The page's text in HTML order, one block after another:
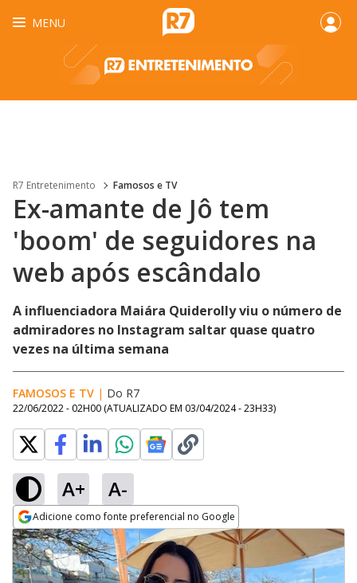
MENU
R7 Entretenimento Famosos e TV
Ex-amante de Jô tem
'boom' de seguidores na
web após escândalo
A influenciadora Maiára Quiderolly viu o número de
admiradores no Instagram saltar quase quatro
vezes na última semana
FAMOSOS E TV | Do R7
22/06/2022 - 02H00 (ATUALIZADO EM 03/04/2024 - 23H33)
A+ A-
Adicione como fonte preferencial no Google
Opens in new window